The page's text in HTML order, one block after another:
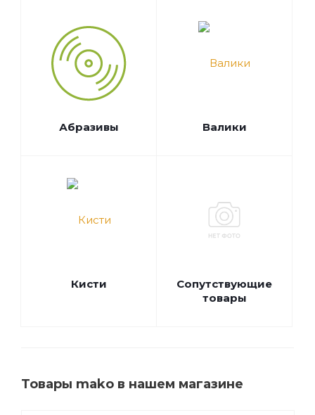
Абразивы Валики
Кисти
Сопутствующие
товары
Товары mako в нашем магазине